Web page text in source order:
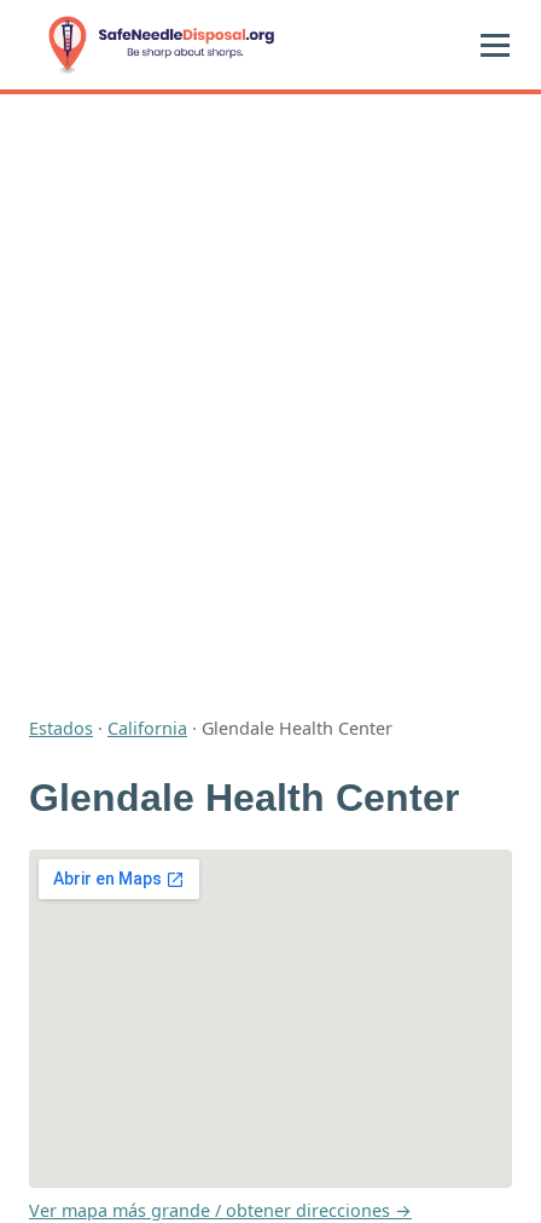
Estados · California · Glendale Health Center
Glendale Health Center
Ver mapa más grande / obtener direcciones →